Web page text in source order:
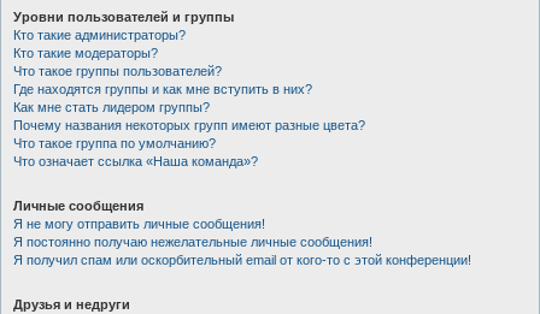
Уровни пользователей и группы
Кто такие администраторы?
Кто такие модераторы?
Что такое группы пользователей?
Где находятся группы и как мне вступить в них?
Как мне стать лидером группы?
Почему названия некоторых групп имеют разные цвета?
Что такое группа по умолчанию?
Что означает ссылка «Наша команда»?
Личные сообщения
Я не могу отправить личные сообщения!
Я постоянно получаю нежелательные личные сообщения!
Я получил спам или оскорбительный email от кого-то с этой конференции!
Друзья и недруги